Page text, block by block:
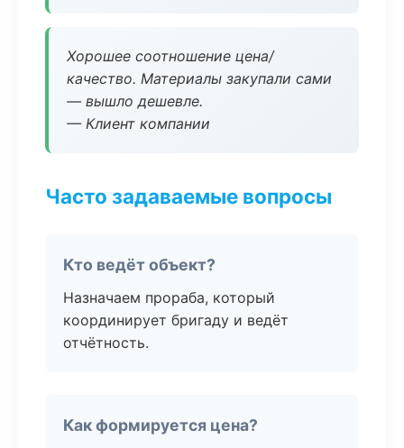
Хорошее соотношение цена/
качество. Материалы закупали сами
— вышло дешевле.
— Клиент компании
Часто задаваемые вопросы
Кто ведёт объект?
Назначаем прораба, который
координирует бригаду и ведёт
отчётность.
Как формируется цена?